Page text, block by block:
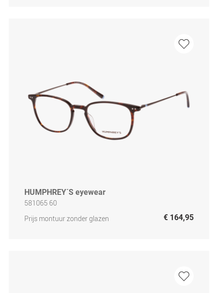
HUMPHREY´S eyewear
581065 60
Prijs montuur zonder glazen
€ 164,95